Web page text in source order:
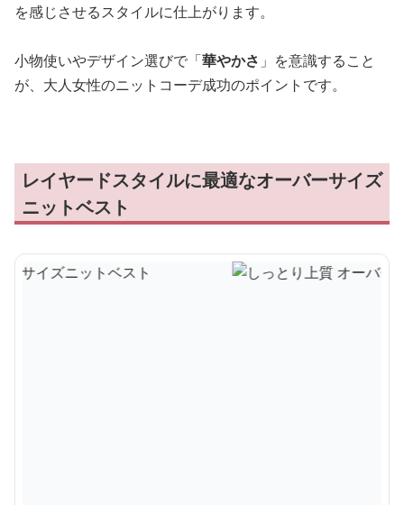
を感じさせるスタイルに仕上がります。
小物使いやデザイン選びで「華やかさ 」を意識すること
が、大人女性のニットコーデ成功のポイントです。
レイヤードスタイルに最適なオーバーサイズ
ニットベスト